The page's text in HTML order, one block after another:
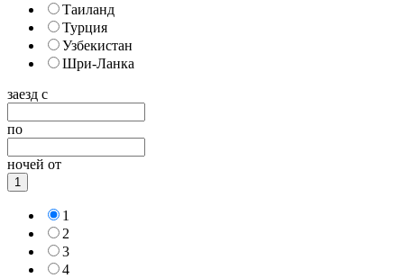
Таиланд
Турция
Узбекистан
Шри-Ланка
заезд с
по
ночей от
1
1
2
3
4